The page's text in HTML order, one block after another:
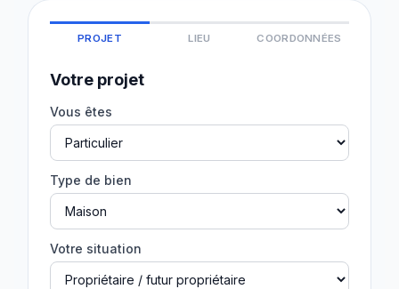
PROJET LIEU COORDONNÉES
Votre projet
Vous êtes
Type de bien
Votre situation